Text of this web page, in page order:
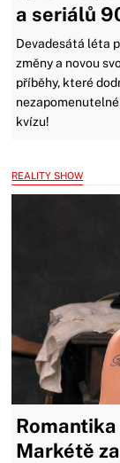
a seriálů
Devadesátá léta
změny a novou
příběhy, které
kvízu!
REALITY SHOW
Markétě